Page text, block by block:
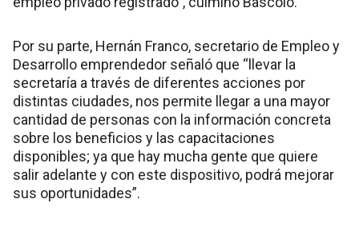
Por su parte, Hernán Franco, secretario de Empleo y
Desarrollo emprendedor señaló que “llevar la
secretaría a través de diferentes acciones por
distintas ciudades, nos permite llegar a una mayor
cantidad de personas con la información concreta
sobre los beneficios y las capacitaciones
disponibles; ya que hay mucha gente que quiere
salir adelante y con este dispositivo, podrá mejorar
sus oportunidades”.